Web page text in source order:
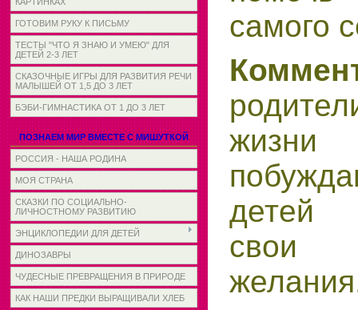
ГОТОВИМ РУКУ К ПИСЬМУ
ТЕСТЫ "ЧТО Я ЗНАЮ И УМЕЮ" ДЛЯ
ДЕТЕЙ 2-3 ЛЕТ
СКАЗОЧНЫЕ ИГРЫ ДЛЯ РАЗВИТИЯ РЕЧИ
МАЛЫШЕЙ ОТ 1,5 ДО 3 ЛЕТ
БЭБИ-ГИМНАСТИКА ОТ 1 ДО 3 ЛЕТ
ПОЗНАЕМ МИР ВМЕСТЕ С МИШУТКОЙ
РОССИЯ - НАША РОДИНА
МОЯ СТРАНА
СКАЗКИ ПО СОЦИАЛЬНО-
ЛИЧНОСТНОМУ РАЗВИТИЮ
ЭНЦИКЛОПЕДИИ ДЛЯ ДЕТЕЙ
ДИНОЗАВРЫ
ЧУДЕСНЫЕ ПРЕВРАЩЕНИЯ В ПРИРОДЕ
КАК НАШИ ПРЕДКИ ВЫРАЩИВАЛИ ХЛЕБ
самого
детей
свои